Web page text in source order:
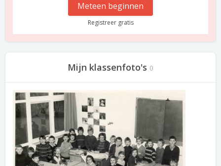
Meteen beginnen
Registreer gratis
Mijn klassenfoto's 0